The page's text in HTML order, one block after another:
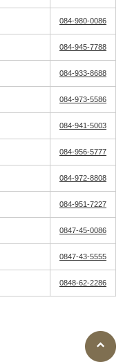
084-980-0086
084-945-7788
084-933-8688
084-973-5586
084-941-5003
084-956-5777
084-972-8808
084-951-7227
0847-45-0086
0847-43-5555
0848-62-2286